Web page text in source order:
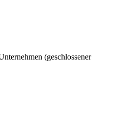
(geschlossener